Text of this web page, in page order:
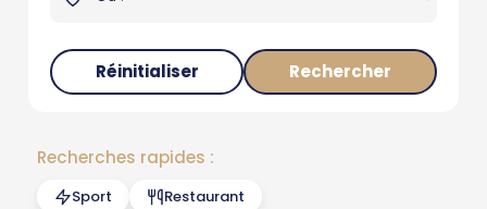
Recherches rapides :
Sport Restaurant
Réinitialiser Rechercher